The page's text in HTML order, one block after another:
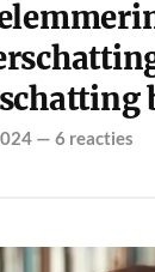
— 6 reacties